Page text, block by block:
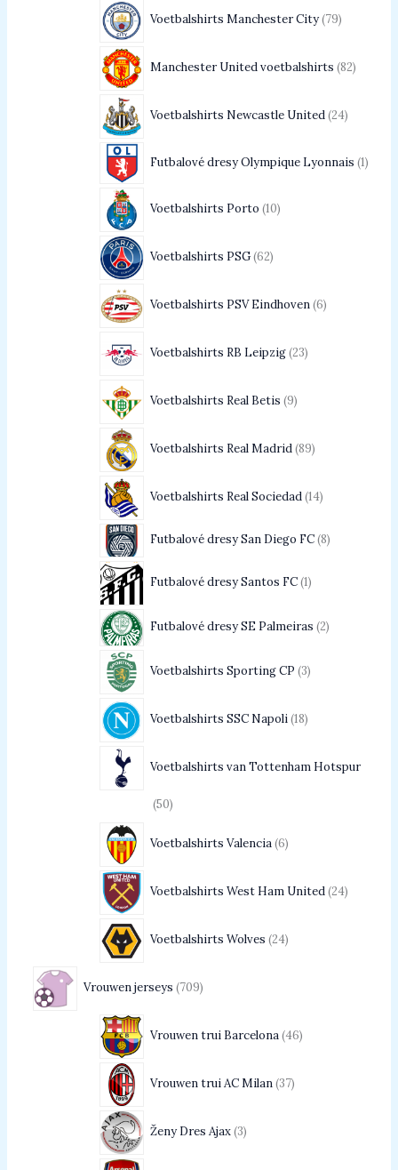
Voetbalshirts Manchester City 79
Manchester United voetbalshirts 82
Voetbalshirts Newcastle United 24
Futbalové dresy Olympique Lyonnais 1
Voetbalshirts Porto 10
Voetbalshirts PSG 62
Voetbalshirts PSV Eindhoven 6
Voetbalshirts RB Leipzig 23
Voetbalshirts Real Betis 9
Voetbalshirts Real Madrid 89
Voetbalshirts Real Sociedad 14
Futbalové dresy San Diego FC 8
Futbalové dresy Santos FC 1
Futbalové dresy SE Palmeiras 2
Voetbalshirts Sporting CP 3
Voetbalshirts SSC Napoli 18
Voetbalshirts van Tottenham Hotspur
50
Voetbalshirts Valencia 6
Voetbalshirts West Ham United 24
Voetbalshirts Wolves 24
Vrouwen jerseys 709
Vrouwen trui Barcelona 46
Vrouwen trui AC Milan 37
Ženy Dres Ajax 3